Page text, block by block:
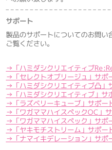
サポート
製品のサポートについてのお問い
ご覧ください。
→「ハミダシクリエイティブ
→「セレクトオブリージュ」サポ
→「ハミダシクリエイティブ凸」
→「ハミダシクリエイティブ」サ
→「ラズベリーキューブ」サポー
→「ワガママハイスペックOC」
→「ワガママハイスペック」サポ
→「ヤキモチストリーム」サポー
→「ナマイキデレーション」サポ